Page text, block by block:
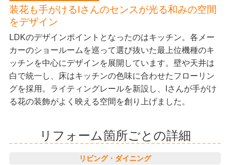
装花も手がけるIさんのセンスが光る和みの空間
をデザイン
LDKのデザインポイントとなったのはキッチン。各メー
カーのショールームを巡って選び抜いた最上位機種のキ
ッチンを中心にデザインを展開しています。壁や天井は
白で統一し、床はキッチンの色味に合わせたフローリン
グを採用。ライティングレールを新設し、Iさんが手がけ
る花の装飾がよく映える空間を創り上げました。
リフォーム箇所ごとの詳細
リビング・ダイニング